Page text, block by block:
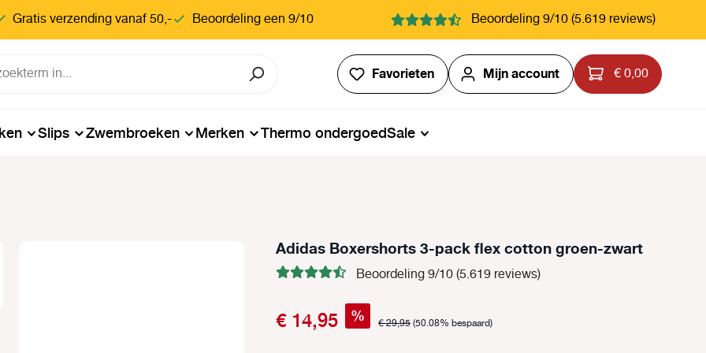
Gratis verzending vanaf 50,- Beoordeling een 9/10 Beoordeling 9/10 (5.619 reviews)
Favorieten Je hebt 0 items op je verlanglijstje
Mijn account € 0,00
Slips Zwembroeken Merken Thermo ondergoedSale
Adidas Boxershorts 3-pack flex cotton groen-zwart
Beoordeling 9/10 (5.619 reviews)
€ 14,95 % € 29,95(50.08% bespaard)